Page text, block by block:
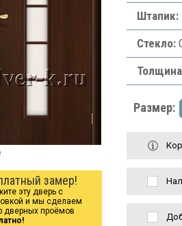
замер!
эту дверь с
и мы сделаем
дверных проёмов
Штапик:
Стекло:
Размер: